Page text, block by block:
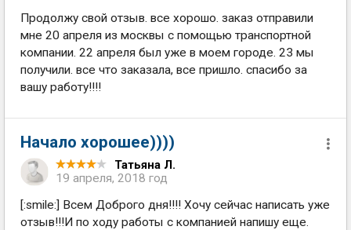
Продолжу свой отзыв. все хорошо. заказ отправили
мне 20 апреля из москвы с помощью транспортной
компании. 22 апреля был уже в моем городе. 23 мы
получили. все что заказала, все пришло. спасибо за
вашу работу!!!!
Начало хорошее))))
Татьяна Л.
19 апреля, 2018 год
[:smile:] Всем Доброго дня!!!! Хочу сейчас написать уже
отзыв!!!И по ходу работы с компанией напишу еще.